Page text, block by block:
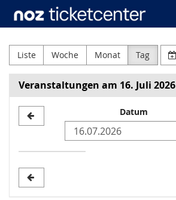
Zum
Haupt-
springen
Neue
Osnabrücker
Zeitung
GmbH
Co.
KG
Liste Woche Monat Tag
Veranstaltungen am 16. Juli 2026
zur
Anzeige
Datum